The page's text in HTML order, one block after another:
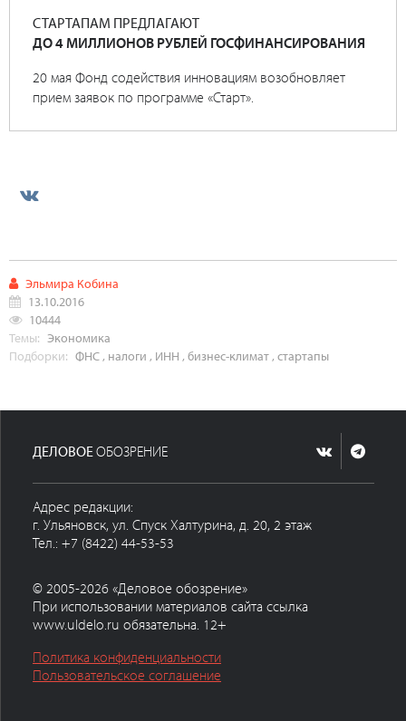
СТАРТАПАМ ПРЕДЛАГАЮТ
ДО 4 МИЛЛИОНОВ РУБЛЕЙ ГОСФИНАНСИРОВАНИЯ
20 мая Фонд содействия инновациям возобновляет
прием заявок по программе «Старт».
Эльмира Кобина
13.10.2016
10444
Темы: Экономика
Подборки: ФНС , налоги , ИНН ,бизнес-климат ,стартапы
ДЕЛОВОЕ ОБОЗРЕНИЕ
Адрес редакции:
г. Ульяновск, ул. Спуск Халтурина, д. 20, 2 этаж
Тел.: +7 (8422) 44-53-53
© 2005-2026 «Деловое обозрение»
При использовании материалов сайта ссылка
www.uldelo.ru обязательна. 12+
Политика конфиденциальности
Пользовательское соглашение